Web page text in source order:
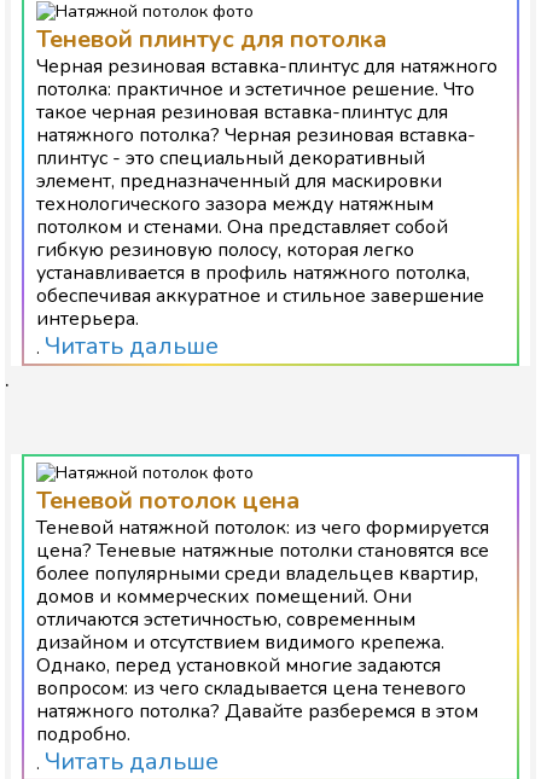
Теневой плинтус для потолка
Черная резиновая вставка-плинтус для натяжного
потолка: практичное и эстетичное решение. Что
такое черная резиновая вставка-плинтус для
натяжного потолка? Черная резиновая вставка-
плинтус - это специальный декоративный
элемент, предназначенный для маскировки
технологического зазора между натяжным
потолком и стенами. Она представляет собой
гибкую резиновую полосу, которая легко
устанавливается в профиль натяжного потолка,
обеспечивая аккуратное и стильное завершение
интерьера.
. Читать дальше
.
Теневой потолок цена
Теневой натяжной потолок: из чего формируется
цена? Теневые натяжные потолки становятся все
более популярными среди владельцев квартир,
домов и коммерческих помещений. Они
отличаются эстетичностью, современным
дизайном и отсутствием видимого крепежа.
Однако, перед установкой многие задаются
вопросом: из чего складывается цена теневого
натяжного потолка? Давайте разберемся в этом
подробно.
. Читать дальше